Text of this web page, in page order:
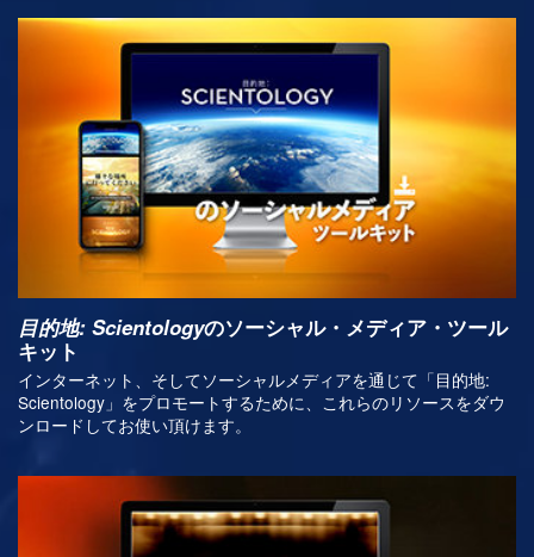
目的地: Scientologyのソーシャル・メディア・ツール
キット
インターネット、そしてソーシャルメディアを通じて「目的地:
Scientology」をプロモートするために、これらのリソースをダウ
ンロードしてお使い頂けます。